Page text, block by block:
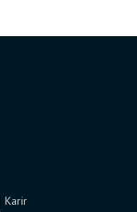
Karir